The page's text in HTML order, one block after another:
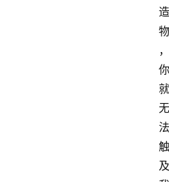
造
物
，
你
就
无
法
触
及